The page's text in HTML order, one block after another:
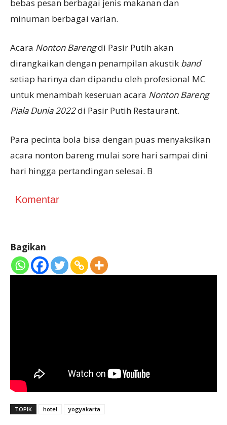
bebas pesan berbagai jenis makanan dan
minuman berbagai varian.
Acara Nonton Barengdi Pasir Putih akan
dirangkaikan dengan penampilan akustik band
setiap harinya dan dipandu oleh profesional MC
untuk menambah keseruan acara Nonton Bareng
Piala Dunia 2022di Pasir Putih Restaurant.
Para pecinta bola bisa dengan puas menyaksikan
acara nonton bareng mulai sore hari sampai dini
hari hingga pertandingan selesai. B
Komentar
Bagikan
TOPIK hotel yogyakarta